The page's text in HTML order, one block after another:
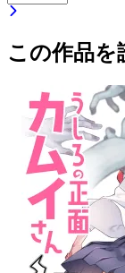
この作品を